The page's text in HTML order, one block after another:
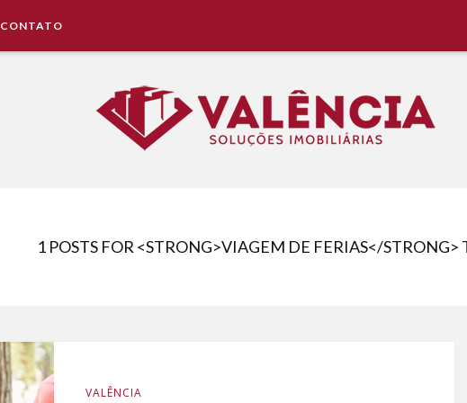
CONTATO
1 POSTS FOR <STRONG>VIAGEM DE FERIAS</STRONG>
VALÊNCIA